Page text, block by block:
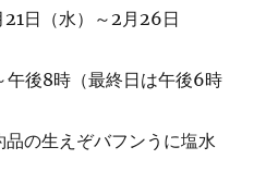
日（水）～2月26日
午後8時（最終日は午後6時
品の生えぞバフンうに塩水